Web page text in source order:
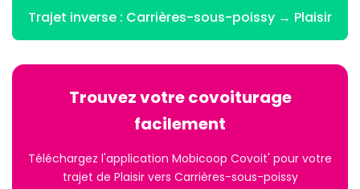
Trajet inverse : Carrières-sous-poissy → Plaisir
Trouvez votre covoiturage
facilement
Téléchargez l'application Mobicoop Covoit' pour votre
trajet de Plaisir vers Carrières-sous-poissy